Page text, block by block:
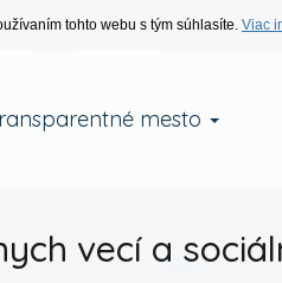
tohto webu s tým súhlasíte. Viac
mesto
vecí a